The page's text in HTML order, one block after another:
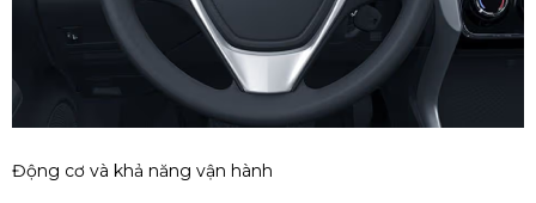
Động cơ và khả năng vận hành